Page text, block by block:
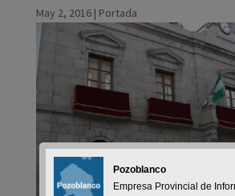
May 2, 2016| Portada
Pozoblanco
Empresa Provincial de